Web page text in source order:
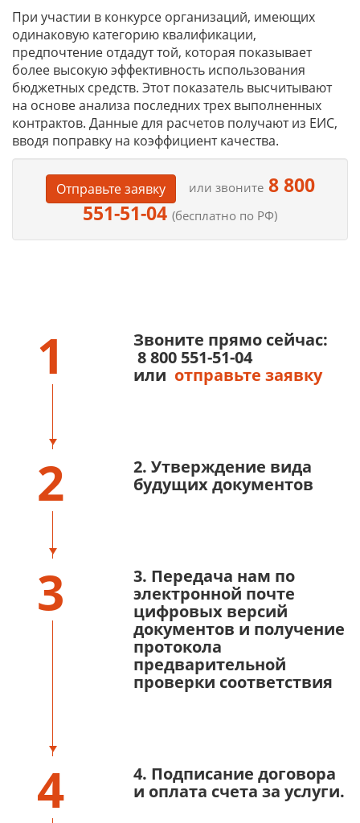
При участии в конкурсе организаций, имеющих
одинаковую категорию квалификации,
предпочтение отдадут той, которая показывает
более высокую эффективность использования
бюджетных средств. Этот показатель высчитывают
на основе анализа последних трех выполненных
контрактов. Данные для расчетов получают из ЕИС,
вводя поправку на коэффициент качества.
Отправьте заявку или звоните8 800
551-51-04 (бесплатно по РФ)
1
Звоните прямо сейчас:
8 800 551-51-04
или отправьте заявку
2
2. Утверждение вида
будущих документов
3
3. Передача нам по
электронной почте
цифровых версий
документов и получение
протокола
предварительной
проверки соответствия
4
4. Подписание договора
и оплата счета за услуги.